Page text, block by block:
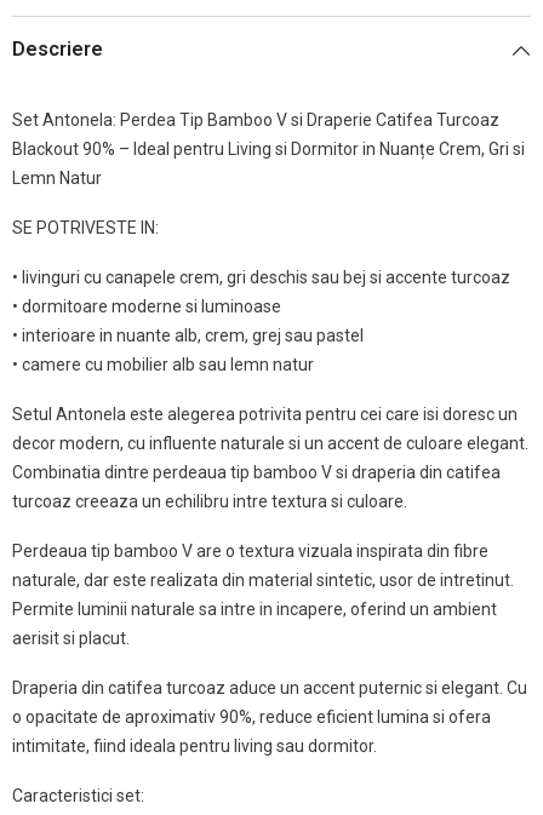
Descriere
Set Antonela: Perdea Tip Bamboo V si Draperie Catifea Turcoaz
Blackout 90% – Ideal pentru Living si Dormitor in Nuanțe Crem, Gri si
Lemn Natur
SE POTRIVESTE IN:
• livinguri cu canapele crem, gri deschis sau bej si accente turcoaz
• dormitoare moderne si luminoase
• interioare in nuante alb, crem, grej sau pastel
• camere cu mobilier alb sau lemn natur
Setul Antonela este alegerea potrivita pentru cei care isi doresc un
decor modern, cu influente naturale si un accent de culoare elegant.
Combinatia dintre perdeaua tip bamboo V si draperia din catifea
turcoaz creeaza un echilibru intre textura si culoare.
Perdeaua tip bamboo V are o textura vizuala inspirata din fibre
naturale, dar este realizata din material sintetic, usor de intretinut.
Permite luminii naturale sa intre in incapere, oferind un ambient
aerisit si placut.
Draperia din catifea turcoaz aduce un accent puternic si elegant. Cu
o opacitate de aproximativ 90%, reduce eficient lumina si ofera
intimitate, fiind ideala pentru living sau dormitor.
Caracteristici set: